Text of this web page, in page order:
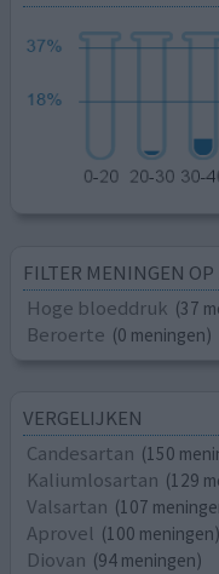
FILTER MENINGEN
Hoge bloeddruk (37
Beroerte (0 meningen)
VERGELIJKEN
Candesartan (150
Kaliumlosartan (129
Valsartan (107
Aprovel (100 meningen)
Diovan (94 meningen)